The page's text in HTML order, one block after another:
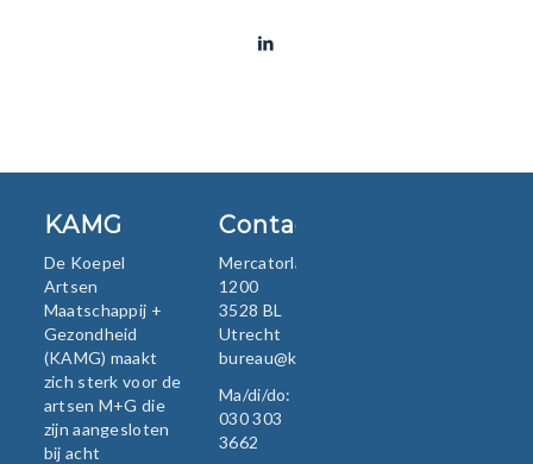
KAMG
De Koepel
Artsen
Maatschappij +
Gezondheid
(KAMG) maakt
zich sterk voor de
artsen M+G die
zijn aangesloten
bij acht
Contact
Mercatorlaan
1200
3528 BL
Utrecht
bureau@kamg.nl
Ma/di/do:
030 303
3662